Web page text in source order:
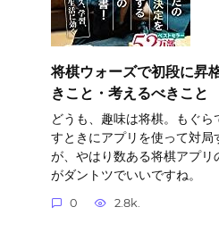
将棋ウォーズで初段に昇
きこと・考えるべきこと
どうも、趣味は将棋。もぐ
すときにアプリを使って対局
が、やはり数ある将棋アプリ
がダントツでいいですね。
0 2.8k.